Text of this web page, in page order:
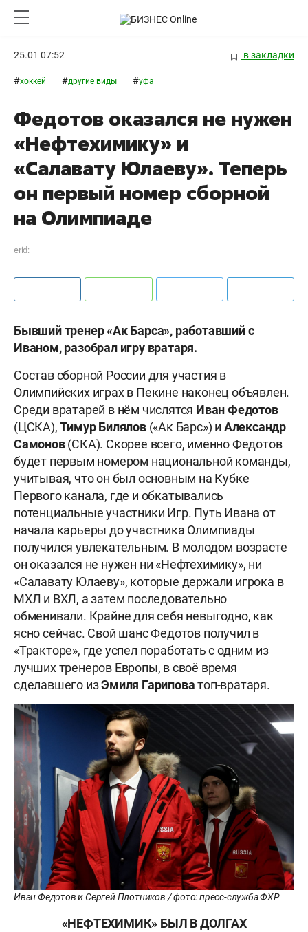
25.01 07:52 в закладки
#хоккей #другие виды #уфа
Федотов оказался не нужен
«Нефтехимику» и
«Салавату Юлаеву». Теперь
он первый номер сборной
на Олимпиаде
erid:
Бывший тренер «Ак Барса», работавший с
Иваном, разобрал игру вратаря.
Состав сборной России для участия в
Олимпийских играх в Пекине наконец объявлен.
Среди вратарей в нём числятся Иван Федотов
(ЦСКА),Тимур Билялов(«Ак Барс») и Александр
Самонов(СКА). Скорее всего, именно Федотов
будет первым номером национальной команды,
учитывая, что он был основным на Кубке
Первого канала, где и обкатывались
потенциальные участники Игр. Путь Ивана от
начала карьеры до участника Олимпиады
получился увлекательным. В молодом возрасте
он оказался не нужен ни «Нефтехимику», ни
«Салавату Юлаеву», которые держали игрока в
МХЛ и ВХЛ, а затем последовательно
обменивали. Крайне для себя невыгодно, как
ясно сейчас. Свой шанс Федотов получил в
«Тракторе», где успел поработать с одним из
лучших тренеров Европы, в своё время
сделавшего изЭмиля Гариповатоп-вратаря.
Иван Федотов и Сергей Плотников / фото: пресс-служба ФХР
«НЕФТЕХИМИК» БЫЛ В ДОЛГАХ